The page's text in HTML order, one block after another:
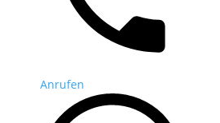
Anrufen